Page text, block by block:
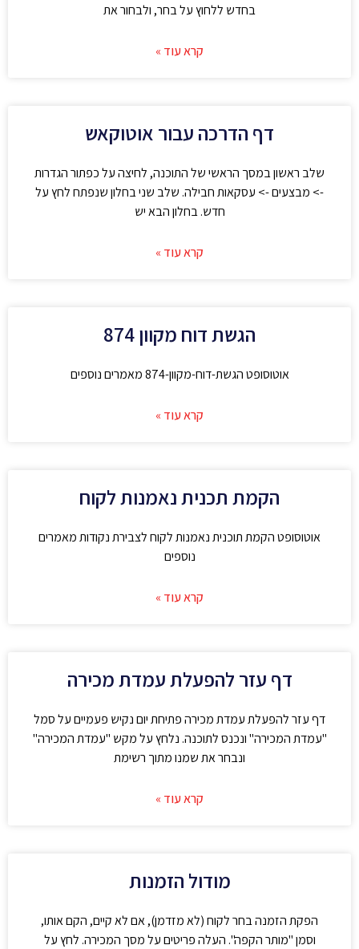
בחדש ללחוץ על בחר, ולבחור את
קרא עוד »
דף הדרכה עבור אוטוקאש
שלב ראשון במסך הראשי של התוכנה, לחיצה על כפתור הגדרות
-> מבצעים -> עסקאות חבילה. שלב שני בחלון שנפתח לחץ על
חדש. בחלון הבא יש
קרא עוד »
הגשת דוח מקוון 874
אוטוסופט הגשת-דוח-מקוון-874 מאמרים נוספים
קרא עוד »
הקמת תכנית נאמנות לקוח
אוטוסופט הקמת תוכנית נאמנות לקוח לצבירת נקודות מאמרים
נוספים
קרא עוד »
דף עזר להפעלת עמדת מכירה
דף עזר להפעלת עמדת מכירה פתיחת יום נקיש פעמיים על סמל
"עמדת המכירה" ונכנס לתוכנה. נלחץ על מקש "עמדת המכירה"
ונבחר את שמנו מתוך רשימת
קרא עוד »
מודול הזמנות
הפקת הזמנה בחר לקוח (לא מזדמן), אם לא קיים, הקם אותו,
וסמן "מותר הקפה". העלה פריטים על מסך המכירה. לחץ על